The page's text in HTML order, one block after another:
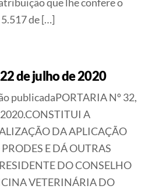
que lhe confere o
de […]
de julho de 2020
publicadaPORTARIA Nº 32,
A
DA APLICAÇÃO
E DÁ OUTRAS
DO CONSELHO
VETERINÁRIA DO